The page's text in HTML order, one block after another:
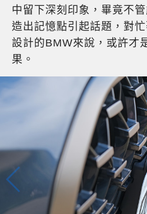
中留下深刻印象，畢竟不
造出記憶點引起話題，對
設計的BMW來說，或許才
果。